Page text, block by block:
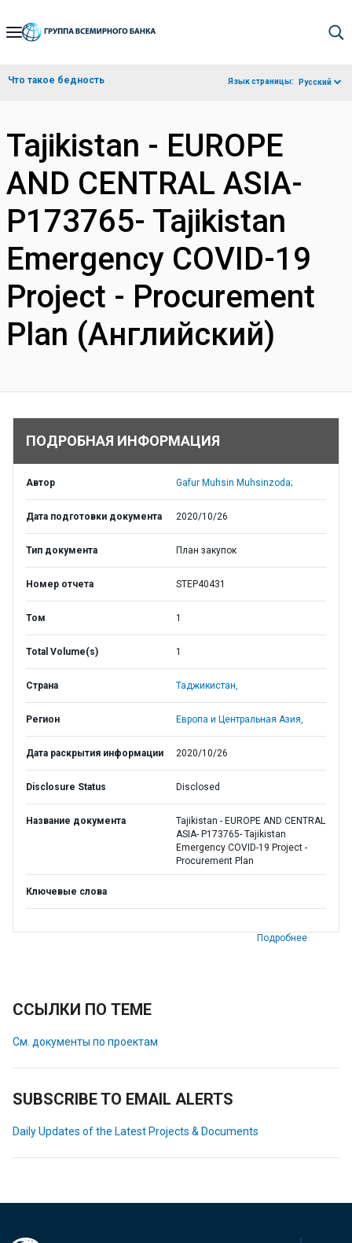
Skip
Navigation
Что такое бедность Язык страницы: Русский
Tajikistan - EUROPE
AND CENTRAL ASIA-
P173765- Tajikistan
Emergency COVID-19
Project - Procurement
Plan (Английский)
ПОДРОБНАЯ ИНФОРМАЦИЯ
Автор Gafur Muhsin Muhsinzoda;
Дата подготовки документа 2020/10/26
Тип документа План закупок
Номер отчета STEP40431
Том 1
Total Volume(s) 1
Страна Таджикистан,
Регион Европа и Центральная Азия,
Дата раскрытия информации 2020/10/26
Disclosure Status Disclosed
Название документа
Tajikistan - EUROPE AND CENTRAL
ASIA- P173765- Tajikistan
Emergency COVID-19 Project -
Procurement Plan
Ключевые слова
Подробнее
ССЫЛКИ ПО ТЕМЕ
См. документы по проектам
SUBSCRIBE TO EMAIL ALERTS
Daily Updates of the Latest Projects & Documents